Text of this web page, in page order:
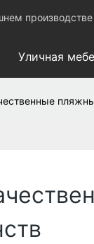
Уличная